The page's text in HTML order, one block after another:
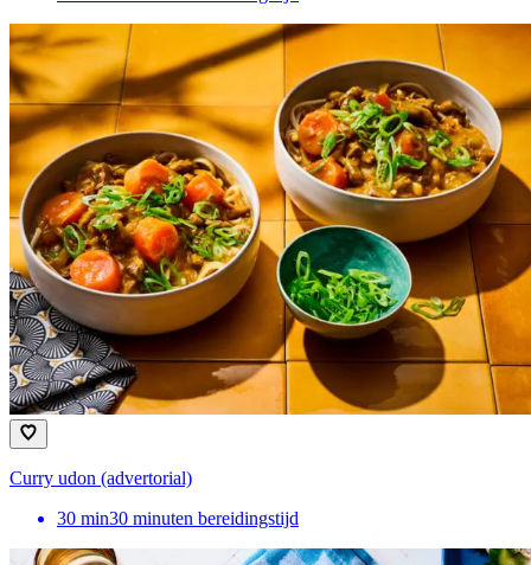
Curry udon (advertorial)
30 min30 minuten bereidingstijd